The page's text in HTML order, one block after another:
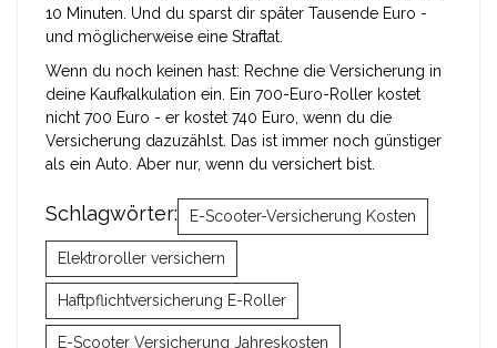
10 Minuten. Und du sparst dir später Tausende Euro -
und möglicherweise eine Straftat.
Wenn du noch keinen hast: Rechne die Versicherung in
deine Kaufkalkulation ein. Ein 700-Euro-Roller kostet
nicht 700 Euro - er kostet 740 Euro, wenn du die
Versicherung dazuzählst. Das ist immer noch günstiger
als ein Auto. Aber nur, wenn du versichert bist.
Schlagwörter: E-Scooter-Versicherung Kosten
Elektroroller versichern
Haftpflichtversicherung E-Roller
E-Scooter Versicherung Jahreskosten